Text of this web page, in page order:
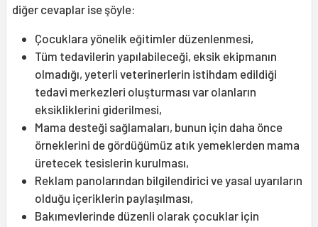
diğer cevaplar ise şöyle:
Çocuklara yönelik eğitimler düzenlenmesi,
Tüm tedavilerin yapılabileceği, eksik ekipmanın
olmadığı, yeterli veterinerlerin istihdam edildiği
tedavi merkezleri oluşturması var olanların
eksikliklerini giderilmesi,
Mama desteği sağlamaları, bunun için daha önce
örneklerini de gördüğümüz atık yemeklerden mama
üretecek tesislerin kurulması,
Reklam panolarından bilgilendirici ve yasal uyarıların
olduğu içeriklerin paylaşılması,
Bakımevlerinde düzenli olarak çocuklar için